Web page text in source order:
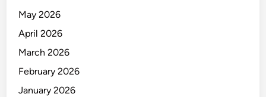
May 2026
April 2026
March 2026
February 2026
January 2026